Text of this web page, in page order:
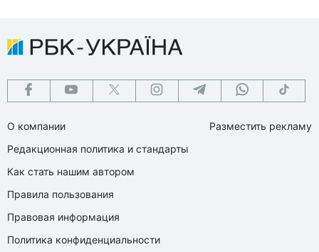
О компании
Редакционная политика и стандарты
Как стать нашим автором
Правила пользования
Правовая информация
Политика конфиденциальности
Разместить рекламу